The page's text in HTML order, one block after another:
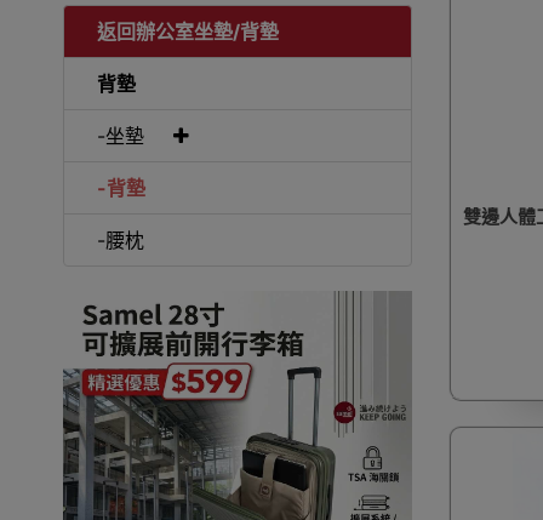
返回辦公室坐墊/背墊
背墊
-坐墊
-背墊
-腰枕
雙邊人體